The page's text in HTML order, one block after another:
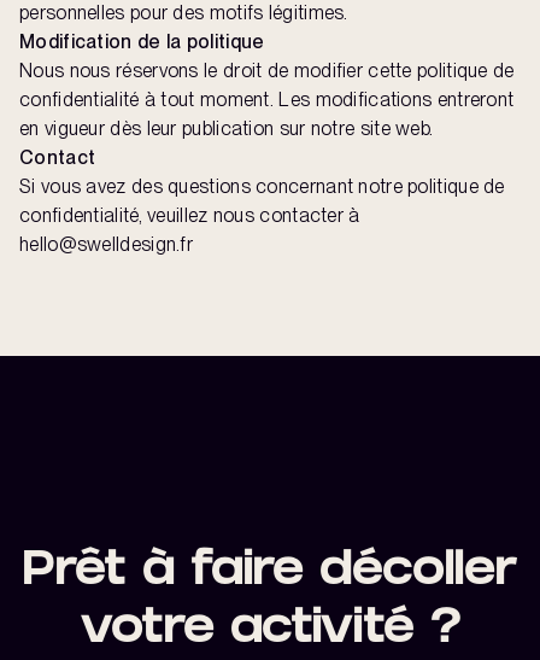
personnelles pour des motifs légitimes.
Modification de la politique
Nous nous réservons le droit de modifier cette politique de
confidentialité à tout moment. Les modifications entreront
en vigueur dès leur publication sur notre site web.
Contact
Si vous avez des questions concernant notre politique de
confidentialité, veuillez nous contacter à
hello@swelldesign.fr
Prêt à faire décoller
votre activité ?